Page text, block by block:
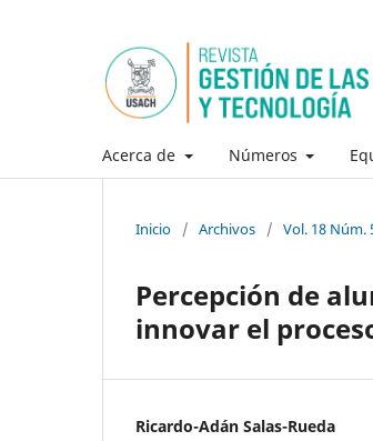
Acerca de Números
Inicio / Archivos / Vol. 18 Núm.
Percepción de
innovar el
Ricardo-Adán Salas-Rueda